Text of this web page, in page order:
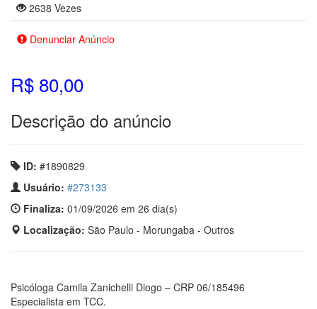
2638 Vezes
Denunciar Anúncio
R$ 80,00
Descrição do anúncio
ID: #1890829
Usuário: #273133
Finaliza: 01/09/2026 em 26 dia(s)
Localização: São Paulo - Morungaba - Outros
​Psicóloga Camila Zanichelli Diogo – CRP 06/185496
​Especialista em TCC.